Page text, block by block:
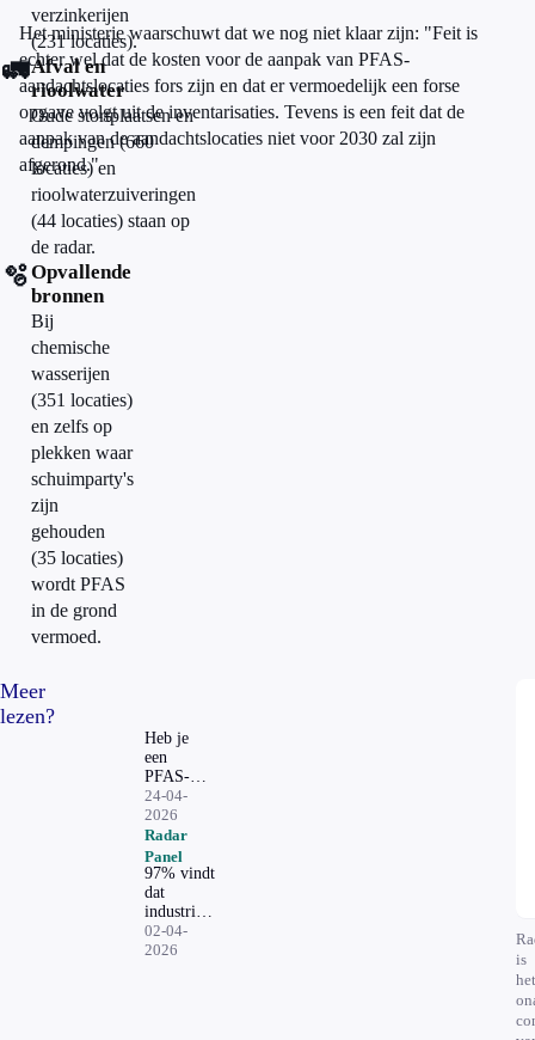
verzinkerijen
(231 locaties).
🚛Afval en
rioolwater
Oude stortplaatsen en
dempingen (660
locaties) en
rioolwaterzuiveringen
(44 locaties) staan op
de radar.
🫧Opvallende
bronnen
Bij
chemische
wasserijen
(351 locaties)
en zelfs op
plekken waar
schuimparty's
zijn
gehouden
(35 locaties)
wordt PFAS
in de grond
vermoed.
Het ministerie waarschuwt dat we nog niet klaar zijn: "Feit is
echter wel dat de kosten voor de aanpak van PFAS-
aandachtslocaties fors zijn en dat er vermoedelijk een forse
opgave volgt uit de inventarisaties. Tevens is een feit dat de
aanpak van de aandachtslocaties niet voor 2030 zal zijn
afgerond."
Meer
lezen?
Heb je
een
PFAS-
waterfilter
nodig?
Expert en
fabrikant
zijn het
niet eens
24-04-
2026
Radar
Panel
97% vindt
dat
industrie
moet
betalen
02-04-
2026
is
het